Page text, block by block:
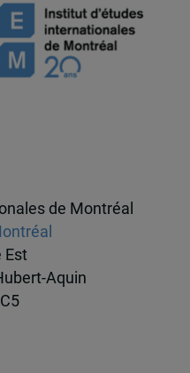
de Montréal
Est
Aquin